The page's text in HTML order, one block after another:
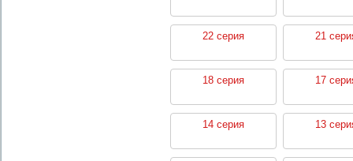
22 серия 21
18 серия 17
14 серия 13